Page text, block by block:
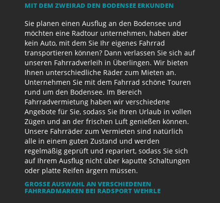
MIT DEM ZWEIRAD DEN BODENSEE ERKUNDEN
Sie planen einen Ausflug an den Bodensee und
möchten eine Radtour unternehmen, haben aber
kein Auto, mit dem Sie Ihr eigenes Fahrrad
transportieren können? Dann verlassen Sie sich auf
unseren Fahrradverleih in Überlingen. Wir bieten
Ihnen unterschiedliche Räder zum Mieten an.
Unternehmen Sie mit dem Fahrrad schöne Touren
rund um den Bodensee. Im Bereich
Fahrradvermietung haben wir verschiedene
Angebote für Sie, sodass Sie Ihren Urlaub in vollen
Zügen und an der frischen Luft genießen können.
Unsere Fahrräder zum Vermieten sind natürlich
alle in einem guten Zustand und werden
regelmäßig geprüft und repariert, sodass Sie sich
auf Ihrem Ausflug nicht über kaputte Schaltungen
oder platte Reifen ärgern müssen.
GROSSE AUSWAHL AN VERSCHIEDENEN F
AHRRADMARKEN BEI RADSPORT WEHRLE